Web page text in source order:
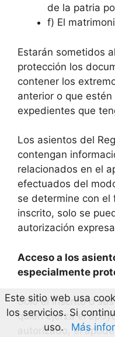
de la patria
f) El
Estarán sometidos
protección los
contener los
anterior o que
expedientes que
Los asientos del
contengan
relacionados en el
efectuados del
se determine con el
inscrito, solo se
autorización
Acceso a los
especialmente
Sólo el inscrito o
quien ejerza el
autorizado, el
Este sitio web usa
los servicios. Si
uso.
Más